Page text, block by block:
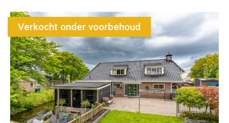
Verkocht onder voorbehoud